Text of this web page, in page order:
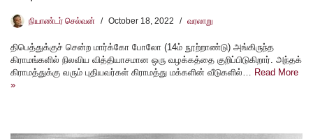
நியாண்டர் செல்வன் October 18, 2022 வரலாறு
திபெத்துக்குச் சென்ற மார்க்கோ போலோ (14ம் நூற்றாண்டு) அங்கிருந்த
கிராமங்களில் நிலவிய வித்தியாசமான ஒரு வழக்கத்தை குறிப்பிடுகிறார். அந்தக்
கிராமத்துக்கு வரும் புதியவர்கள் கிராமத்து மக்களின் வீடுகளில்… Read More
»